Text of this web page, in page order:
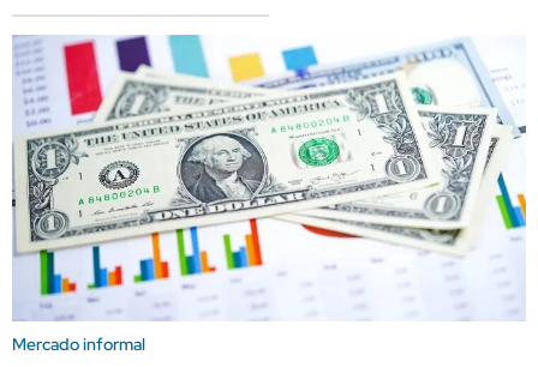
Mercado informal